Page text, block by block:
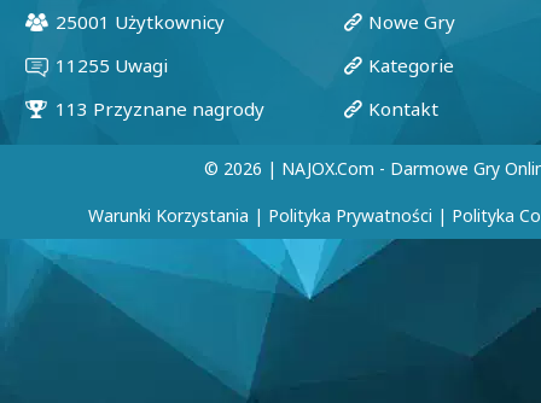
© 2026 | NAJOX.com - Darmowe Gry
Warunki Korzystania | Polityka Prywatności | Polityka